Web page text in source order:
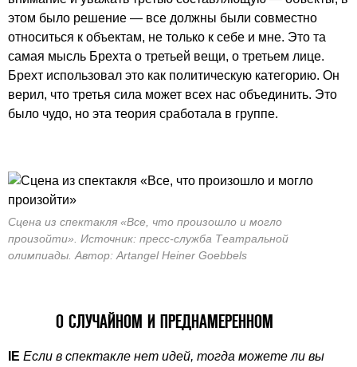
этом было решение — все должны были совместно
относиться к объектам, не только к себе и мне. Это та
самая мысль Брехта о третьей вещи, о третьем лице.
Брехт использовал это как политическую категорию. Он
верил, что третья сила может всех нас объединить. Это
было чудо, но эта теория сработала в группе.
Сцена из спектакля «Все, что произошло и могло
произойти». Источник: пресс-служба Театральной
олимпиады. Автор: Artangel Heiner Goebbels
О СЛУЧАЙНОМ И ПРЕДНАМЕРЕННОМ
IE Если в спектакле нет идей, тогда можете ли вы